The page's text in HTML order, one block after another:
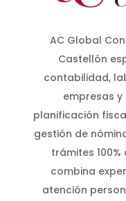
AC Global
Castellón
contabilidad,
empresas
planificación
gestión de
trámites
combina
atención